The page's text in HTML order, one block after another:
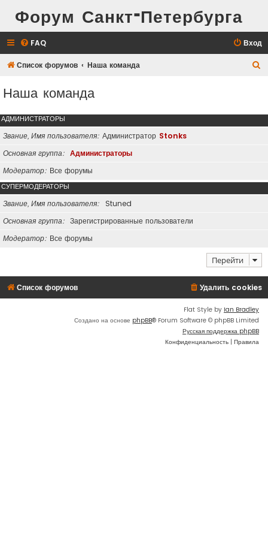
Форум Санкт-Петербурга
FAQ Вход
Список форумов Наша команда
к
Наша команда
АДМИНИСТРАТОРЫ
Звание, Имя пользователя Администратор Stonks
Основная группа
Администраторы
Модератор Все форумы
СУПЕРМОДЕРАТОРЫ
Звание, Имя пользователя
Stuned
Основная группа
Зарегистрированные пользователи
Модератор Все форумы
Перейти
Список форумов Удалить cookies
Flat Style by Ian Bradley
Создано на основе phpBB® Forum Software © phpBB Limited
Русская поддержка phpBB
Конфиденциальность | Правила